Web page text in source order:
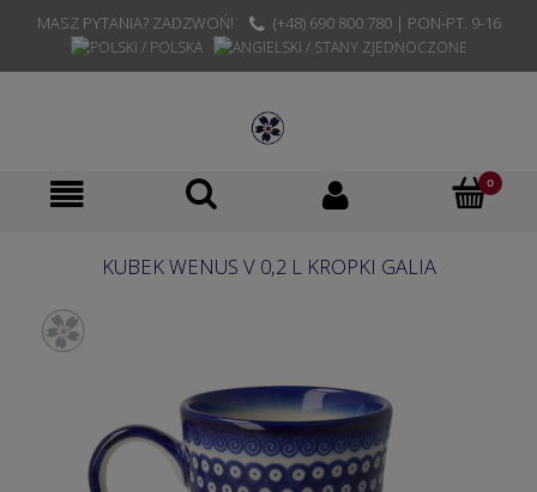
MASZ PYTANIA? ZADZWOŃ! (+48) 690 800 780 | PON-PT. 9-16
KUBEK WENUS V 0,2 L KROPKI GALIA